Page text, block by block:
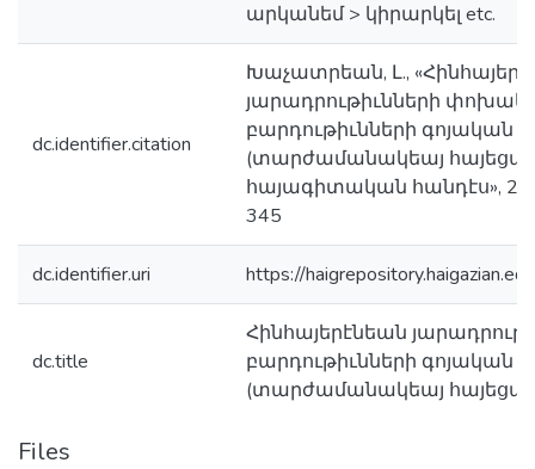
արկանեմ > կիրարկել etc.
dc.identifier.citation
Խաչատրեան, Լ.,
յարադրութիւնների
բարդութիւնների գոյական
(տարժամանակեայ
հայագիտական հանդէս»,
345
dc.identifier.uri https://
dc.title
Հինհայերէնեան
բարդութիւնների գոյական
(տարժամանակեայ
Files